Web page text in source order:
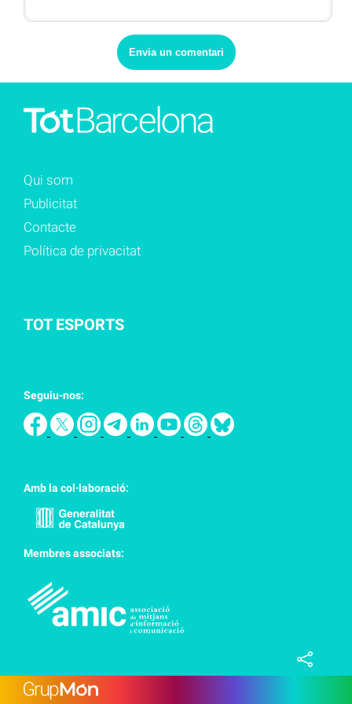
Qui som
Publicitat
Contacte
Política de privacitat
TOT ESPORTS
Seguiu-nos:
Amb la col·laboració:
Membres associats: